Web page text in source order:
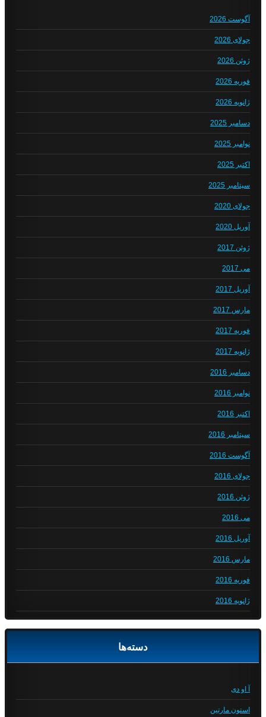
آگوست 2026
جولای 2026
ژوئن 2026
فوریه 2026
ژانویه 2026
دسامبر 2025
نوامبر 2025
اکتبر 2025
سپتامبر 2025
جولای 2020
آوریل 2020
ژوئن 2017
می 2017
آوریل 2017
مارس 2017
فوریه 2017
ژانویه 2017
دسامبر 2016
نوامبر 2016
اکتبر 2016
سپتامبر 2016
آگوست 2016
جولای 2016
ژوئن 2016
می 2016
آوریل 2016
مارس 2016
فوریه 2016
ژانویه 2016
دسته‌ها
آ او دی
استون مارتین